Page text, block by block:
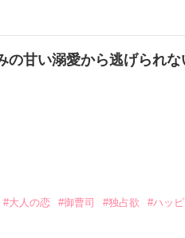
の甘い溺愛から逃げられな
#大人の恋 #御曹司 #独占欲 #ハッ